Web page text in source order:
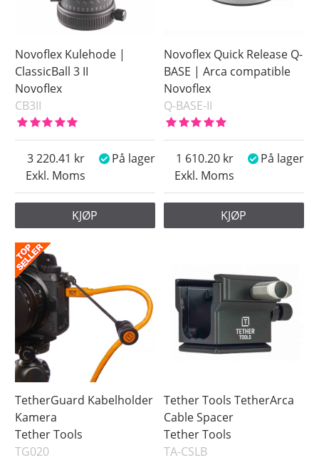
Novoflex Kulehode |
ClassicBall 3 II
Novoflex
CB3II
Exkl. Moms
3 220.41 På lager
KJØP
Novoflex Quick Release Q-
BASE | Arca compatible
Novoflex
Q-BASE-II
Exkl. Moms
1 610.20 På lager
KJØP
TetherGuard Kabelholder
Kamera
Tether Tools
TG020
Tether Tools TetherArca
Cable Spacer
Tether Tools
TA-CSLB